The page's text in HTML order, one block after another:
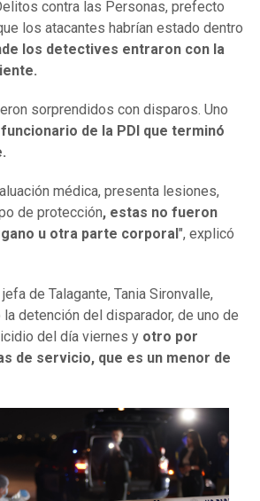
contra las Personas, prefecto
los atacantes habrían estado dentro
los detectives entraron con la
sorprendidos con disparos. Uno
funcionario de la PDI que terminó
médica, presenta lesiones,
de protección, estas no fueron
u otra parte corporal ", explicó
de Talagante, Tania Sironvalle,
detención del disparador, de uno de
del día viernes y otro por
de servicio, que es un menor de